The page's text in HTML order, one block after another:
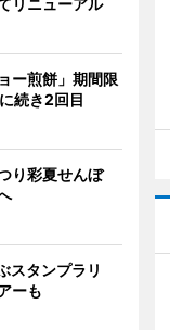
リニューアル
ー煎餅」期間限
続き2回目
り彩夏せんぼ
スタンプラリ
ーも